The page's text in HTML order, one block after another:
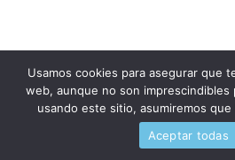
Usamos cookies para asegurar que
web, aunque no son imprescindibles
usando este sitio, asumiremos
Aceptar todas